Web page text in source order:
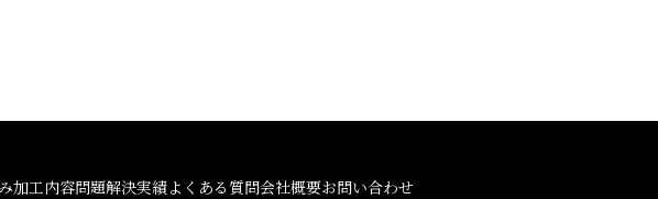
加工内容問題解決実績よくある質問会社概要お問い合わせ